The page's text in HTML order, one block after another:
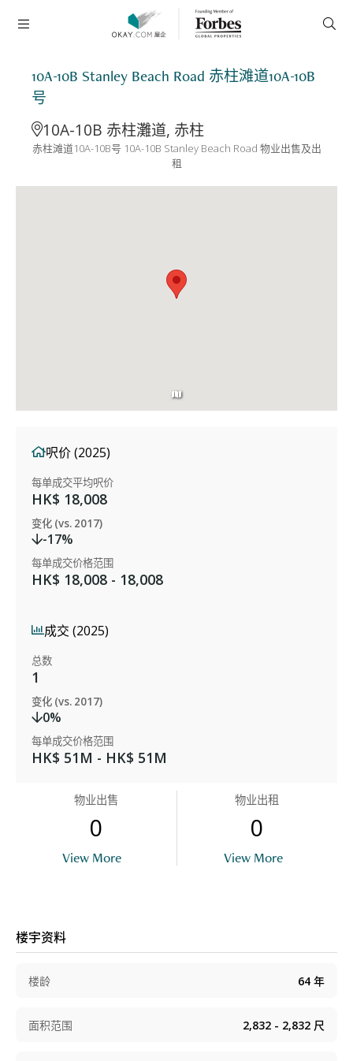
10A-10B Stanley Beach Road 赤柱滩道10A-10B
号
10A-10B 赤柱灘道, 赤柱
赤柱滩道10A-10B号 10A-10B Stanley Beach Road 物业出售及出
租
呎价 (2025)
每单成交平均呎价
HK$ 18,008
变化 (vs. 2017)
-17%
每单成交价格范围
HK$ 18,008 - 18,008
成交 (2025)
总数
1
变化 (vs. 2017)
0%
每单成交价格范围
HK$ 51M - HK$ 51M
物业出售
0
View More
物业出租
0
View More
楼宇资料
楼龄 64 年
面积范围 2,832 - 2,832 尺